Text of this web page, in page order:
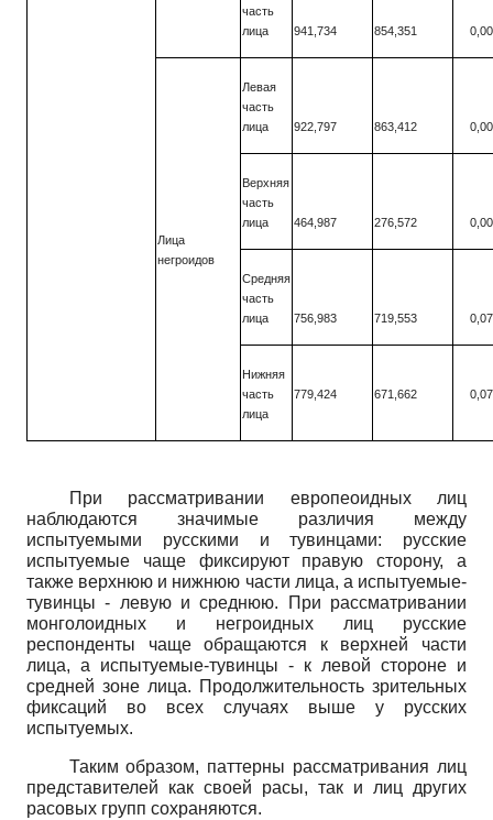
часть
лица
941,734 854,351
Лица
негроидов
Левая
часть
лица
922,797 863,412
Верхняя
часть
лица
464,987 276,572
Средняя
часть
лица
756,983 719,553
Нижняя
часть
лица
779,424 671,662
При рассматривании европеоидных лиц
наблюдаются значимые различия между
испытуемыми русскими и тувинцами: русские
испытуемые чаще фиксируют правую сторону, а
также верхнюю и нижнюю части лица, а испытуемые-
тувинцы - левую и среднюю. При рассматривании
монголоидных и негроидных лиц русские
респонденты чаще обращаются к верхней части
лица, а испытуемые-тувинцы - к левой стороне и
средней зоне лица. Продолжительность зрительных
фиксаций во всех случаях выше у русских
испытуемых.
Таким образом, паттерны рассматривания лиц
представителей как своей расы, так и лиц других
расовых групп сохраняются.